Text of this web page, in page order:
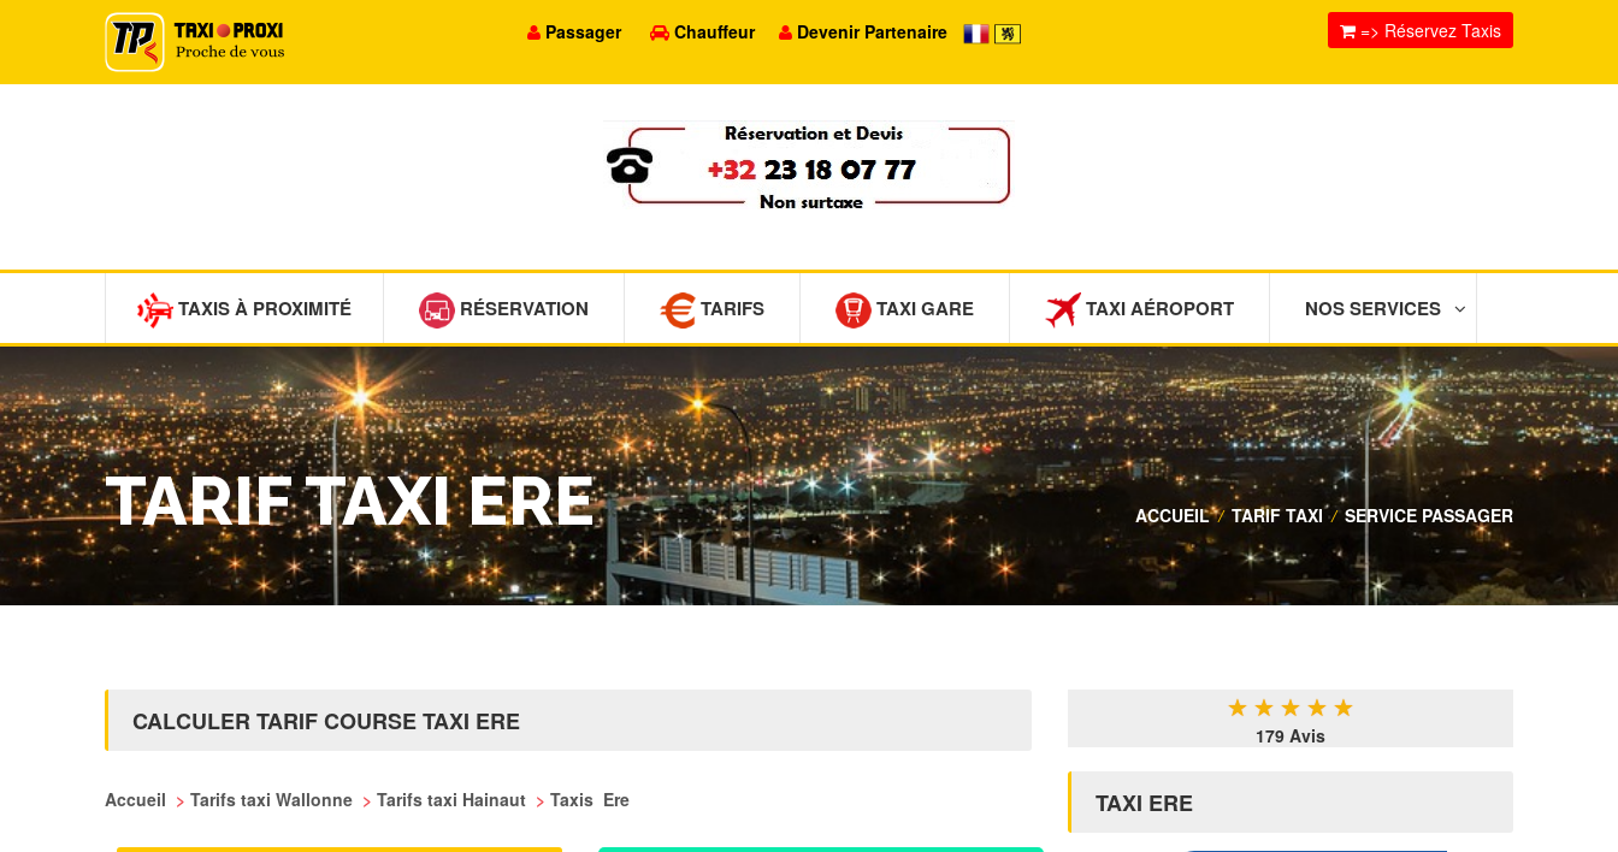
Passager Chauffeur Devenir Partenaire => Réservez Taxis
TAXIS À PROXIMITÉ RÉSERVATION TARIFS TAXI GARE TAXI AÉROPORT NOS SERVICES
TARIF TAXI ERE ACCUEIL / TARIF TAXI / SERVICE PASSAGER
CALCULER TARIF COURSE TAXI ERE
Accueil > Tarifs taxi Wallonne > Tarifs taxi Hainaut > Taxis Ere
★ ★ ★ ★ ★
179 Avis
TAXI ERE